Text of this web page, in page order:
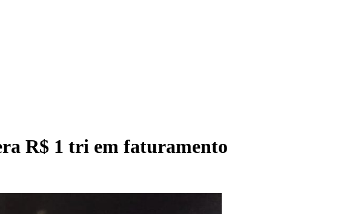
R$ 1 tri em faturamento